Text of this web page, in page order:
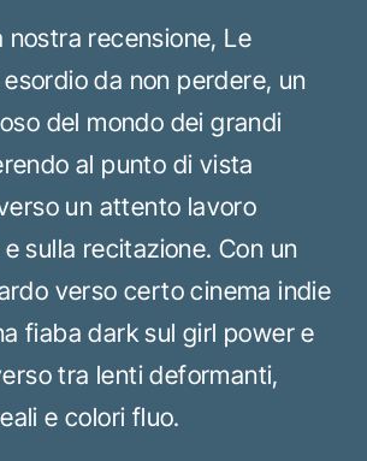
nostra recensione, Le
da non perdere, un
del mondo dei grandi
al punto di vista
un attento lavoro
sulla recitazione. Con un
verso certo cinema indie
fiaba dark sul girl power e
tra lenti deformanti,
e colori fluo.